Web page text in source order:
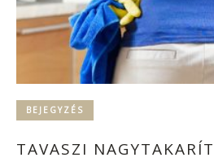
BEJEGYZÉS
TAVASZI